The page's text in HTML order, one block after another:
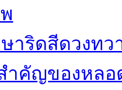
าริดสีดวงทว
ำคัญของหลอ